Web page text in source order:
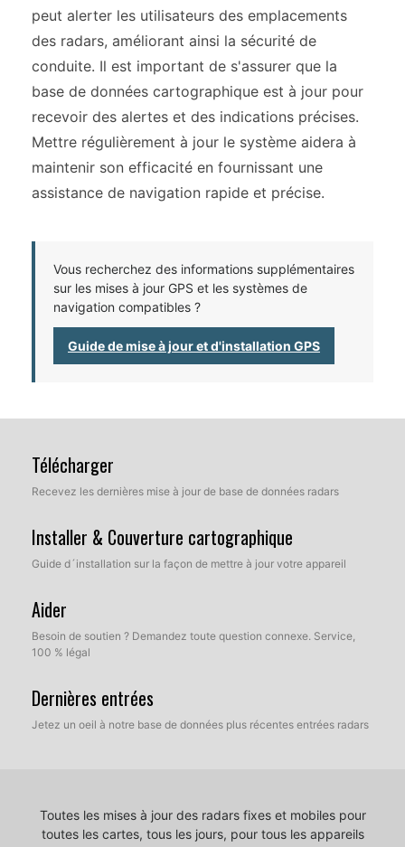
peut alerter les utilisateurs des emplacements
des radars, améliorant ainsi la sécurité de
conduite. Il est important de s'assurer que la
base de données cartographique est à jour pour
recevoir des alertes et des indications précises.
Mettre régulièrement à jour le système aidera à
maintenir son efficacité en fournissant une
assistance de navigation rapide et précise.
Vous recherchez des informations supplémentaires
sur les mises à jour GPS et les systèmes de
navigation compatibles ?
Guide de mise à jour et d'installation GPS
Télécharger
Recevez les dernières mise à jour de base de données radars
Installer & Couverture cartographique
Guide d´installation sur la façon de mettre à jour votre appareil
Aider
Besoin de soutien ? Demandez toute question connexe. Service,
100 % légal
Dernières entrées
Jetez un oeil à notre base de données plus récentes entrées radars
Toutes les mises à jour des radars fixes et mobiles pour
toutes les cartes, tous les jours, pour tous les appareils